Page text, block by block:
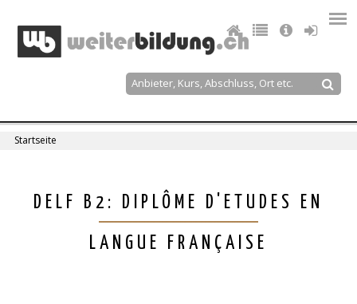
navigation
Suche
sind
Startseite
DELF B2: DIPLÔME D'ETUDES EN
LANGUE FRANÇAISE